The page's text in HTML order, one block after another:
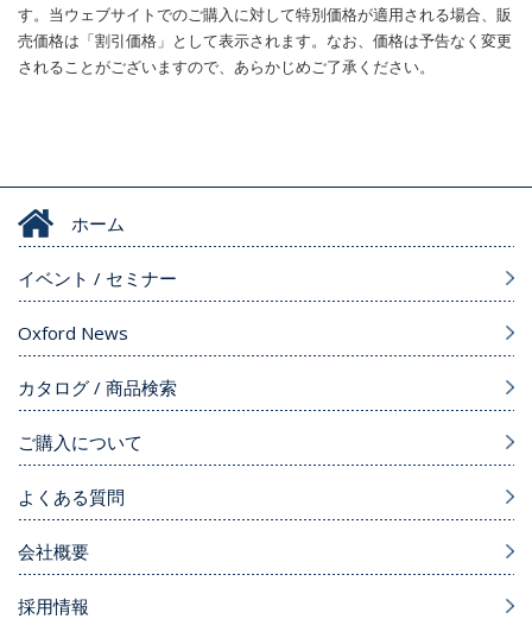
す。当ウェブサイトでのご購入に対して特別価格が適用される場合、販
売価格は「割引価格」として表示されます。なお、価格は予告なく変更
されることがございますので、あらかじめご了承ください。
ホーム
イベント / セミナー
Oxford News
カタログ / 商品検索
ご購入について
よくある質問
会社概要
採用情報